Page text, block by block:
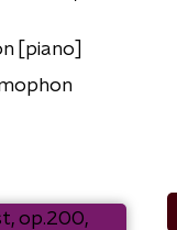
[piano]